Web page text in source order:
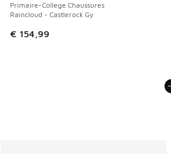
Primaire-College Chaussures
Raincloud - Castlerock Gy
€ 154,99